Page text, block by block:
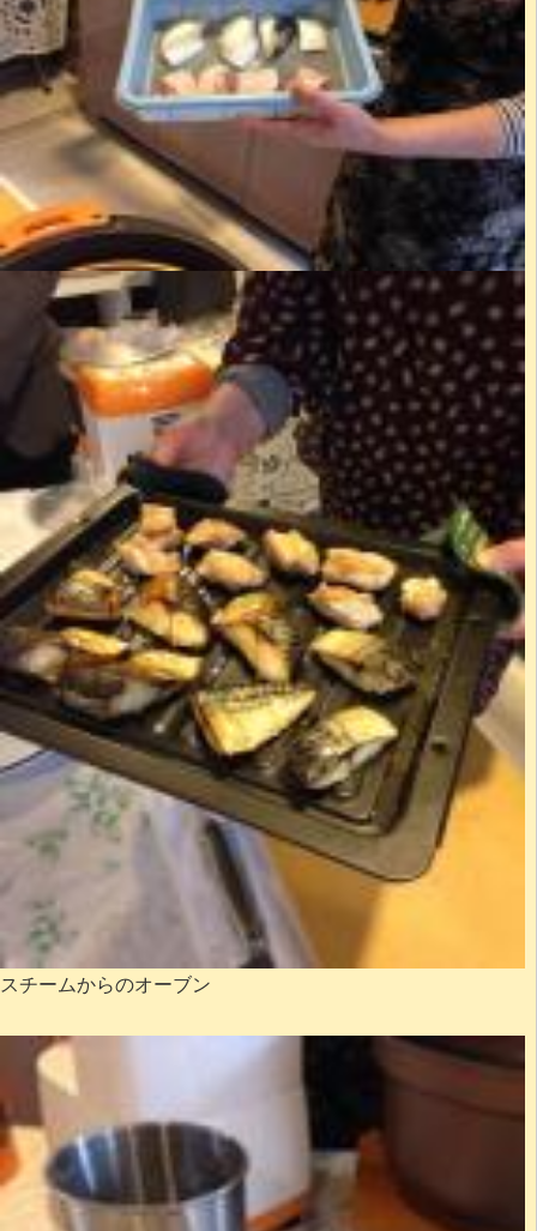
スチームからのオーブン